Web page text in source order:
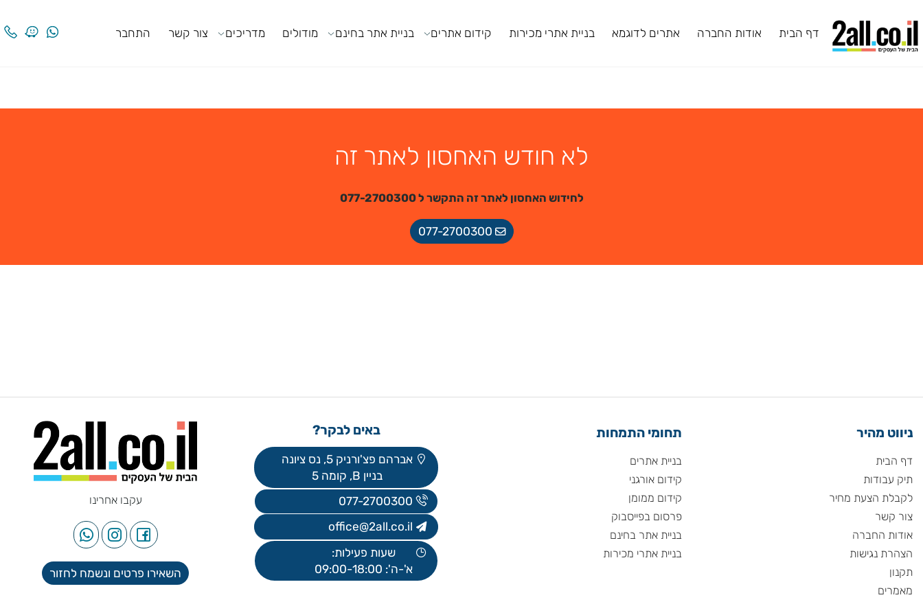
דף הבית אודות החברה אתרים לדוגמא בניית אתרי מכירות קידום אתרים בניית אתר בחינם מודולים מדריכים צור קשר התחבר
לא חודש האחסון לאתר זה
לחידוש האחסון לאתר זה התקשר ל 077-2700300
077-2700300
הצעת מחיר
החברה
בניית אתרים
קידום אורגני
קידום ממומן
פרסום בפייסבוק
בניית אתר בחינם
באים לבקר?
אברהם פצ'ורניק 5, נס ציונה
בניין B, קומה 5
077-2700300
office@2all.co.il
שעות פעילות:
עקבו אחרינו